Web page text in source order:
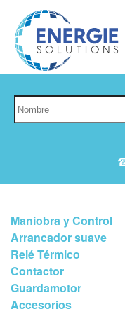
Skip to main content
Maniobra y Control
Arrancador suave
Relé Térmico
Contactor
Guardamotor
Accesorios